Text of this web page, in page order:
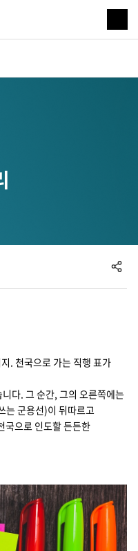
공유하기
. 천국으로 가는 직행 표가
다. 그 순간, 그의 오른쪽에는
는 군용선)이 뒤따르고
국으로 인도할 든든한